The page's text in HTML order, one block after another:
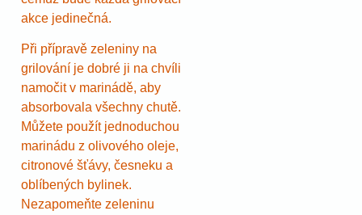
akce jedinečná.
Při přípravě zeleniny na
grilování je dobré ji na chvíli
namočit v marinádě, aby
absorbovala všechny chutě.
Můžete použít jednoduchou
marinádu z olivového oleje,
citronové šťávy, česneku a
oblíbených bylinek.
Nezapomeňte zeleninu